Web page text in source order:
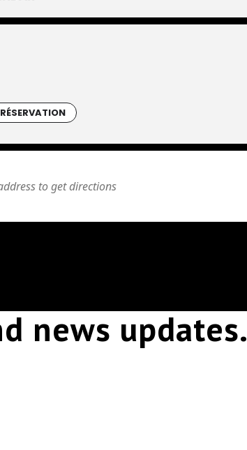
news updates.